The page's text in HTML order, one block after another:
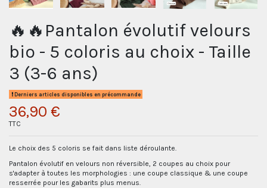
🔥🔥Pantalon évolutif velours
bio - 5 coloris au choix - Taille
3 (3-6 ans)
Derniers articles disponibles en précommande
36,90 €
TTC
Le choix des 5 coloris se fait dans liste déroulante.
Pantalon évolutif en velours non réversible, 2 coupes au choix pour
s'adapter à toutes les morphologies : une coupe classique & une coupe
resserrée pour les gabarits plus menus.